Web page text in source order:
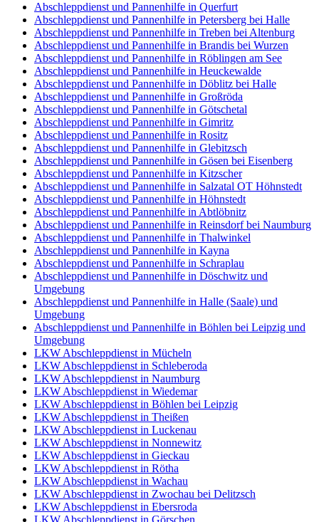
Abschleppdienst und Pannenhilfe in Querfurt
Abschleppdienst und Pannenhilfe in Petersberg bei Halle
Abschleppdienst und Pannenhilfe in Treben bei Altenburg
Abschleppdienst und Pannenhilfe in Brandis bei Wurzen
Abschleppdienst und Pannenhilfe in Röblingen am See
Abschleppdienst und Pannenhilfe in Heuckewalde
Abschleppdienst und Pannenhilfe in Döblitz bei Halle
Abschleppdienst und Pannenhilfe in Großröda
Abschleppdienst und Pannenhilfe in Götschetal
Abschleppdienst und Pannenhilfe in Gimritz
Abschleppdienst und Pannenhilfe in Rositz
Abschleppdienst und Pannenhilfe in Glebitzsch
Abschleppdienst und Pannenhilfe in Gösen bei Eisenberg
Abschleppdienst und Pannenhilfe in Kitzscher
Abschleppdienst und Pannenhilfe in Salzatal OT Höhnstedt
Abschleppdienst und Pannenhilfe in Höhnstedt
Abschleppdienst und Pannenhilfe in Abtlöbnitz
Abschleppdienst und Pannenhilfe in Reinsdorf bei Naumburg
Abschleppdienst und Pannenhilfe in Thalwinkel
Abschleppdienst und Pannenhilfe in Kayna
Abschleppdienst und Pannenhilfe in Schraplau
Abschleppdienst und Pannenhilfe in Döschwitz und
Umgebung
Abschleppdienst und Pannenhilfe in Halle (Saale) und
Umgebung
Abschleppdienst und Pannenhilfe in Böhlen bei Leipzig und
Umgebung
LKW Abschleppdienst in Mücheln
LKW Abschleppdienst in Schleberoda
LKW Abschleppdienst in Naumburg
LKW Abschleppdienst in Wiedemar
LKW Abschleppdienst in Böhlen bei Leipzig
LKW Abschleppdienst in Theißen
LKW Abschleppdienst in Luckenau
LKW Abschleppdienst in Nonnewitz
LKW Abschleppdienst in Gieckau
LKW Abschleppdienst in Rötha
LKW Abschleppdienst in Wachau
LKW Abschleppdienst in Zwochau bei Delitzsch
LKW Abschleppdienst in Ebersroda